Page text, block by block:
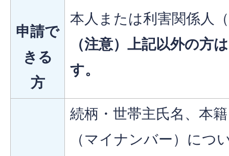
申請で
きる
方
本人または利害関係人
（注意）上記以外の方
す。
続柄・世帯主氏名、本
（マイナンバー）につ